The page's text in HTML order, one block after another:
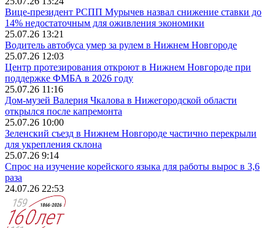
Вице-президент РСПП Мурычев назвал снижение ставки до
14% недостаточным для оживления экономики
25.07.26 13:21
Водитель автобуса умер за рулем в Нижнем Новгороде
25.07.26 12:03
Центр протезирования откроют в Нижнем Новгороде при
поддержке ФМБА в 2026 году
25.07.26 11:16
Дом‑музей Валерия Чкалова в Нижегородской области
открылся после капремонта
25.07.26 10:00
Зеленский съезд в Нижнем Новгороде частично перекрыли
для укрепления склона
25.07.26 9:14
Спрос на изучение корейского языка для работы вырос в 3,6
раза
24.07.26 22:53